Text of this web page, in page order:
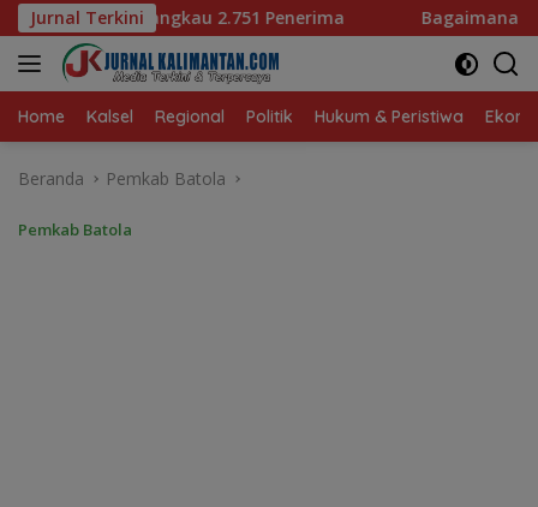
Langsung
ke
konten
Jurnal Terkini
Penerima Bagaimana KIP Hadapi Deepfake dan
Home Kalsel Regional Politik Hukum & Peristiwa
Beranda Pemkab Batola
Pemkab Batola